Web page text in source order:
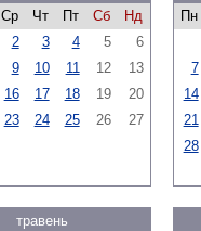
Ср Чт Пт Сб
Нд
2 3 4 5
6
9 10 11 12
13
16 17 18 19
20
23 24 25 26
27
Пн
7
14
21
28
травень